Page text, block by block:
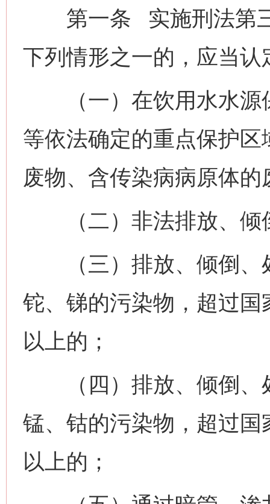
第一条 实施刑法第三
下列情形之一的，应当认
（一）在饮用水水源
等依法确定的重点保护
废物、含传染病病原体
（二）非法排放、倾
（三）排放、倾倒、
铊、锑的污染物，超过
以上的；
（四）排放、倾倒、
锰、钴的污染物，超过
以上的；